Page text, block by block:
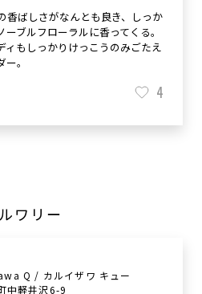
香ばしさがなんとも良き、しっか
ブルフローラルに香ってくる。
ィもしっかりけっこうのみごたえ
。
4
ワリー
Q / カルイザワ キュー
中軽井沢6-9